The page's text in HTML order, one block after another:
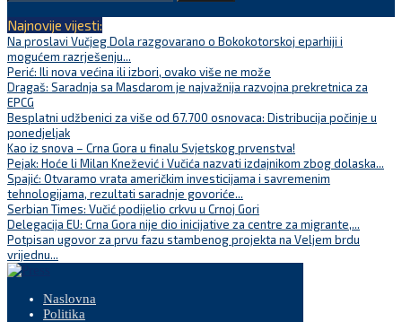
Najnovije vijesti:
Na proslavi Vučjeg Dola razgovarano o Bokokotorskoj eparhiji i
mogućem razrješenju...
Perić: Ili nova većina ili izbori, ovako više ne može
Dragaš: Saradnja sa Masdarom je najvažnija razvojna prekretnica za
EPCG
Besplatni udžbenici za više od 67.700 osnovaca: Distribucija počinje u
ponedjeljak
Kao iz snova – Crna Gora u finalu Svjetskog prvenstva!
Pejak: Hoće li Milan Knežević i Vučića nazvati izdajnikom zbog dolaska...
Spajić: Otvaramo vrata američkim investicijama i savremenim
tehnologijama, rezultati saradnje govoriće...
Serbian Times: Vučić podijelio crkvu u Crnoj Gori
Delegacija EU: Crna Gora nije dio inicijative za centre za migrante,...
Potpisan ugovor za prvu fazu stambenog projekta na Veljem brdu
vrijednu...
Naslovna
Politika